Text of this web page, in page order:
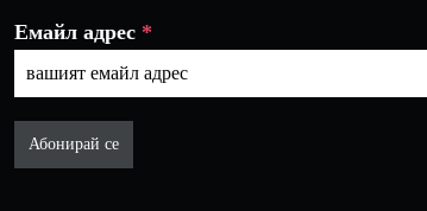
Емайл адрес *
Абонирай се